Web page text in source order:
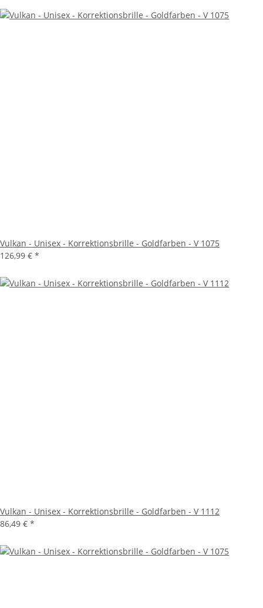
Vulkan - Unisex - Korrektionsbrille - Goldfarben - V 1075
126,99 € *
Vulkan - Unisex - Korrektionsbrille - Goldfarben - V 1112
86,49 € *